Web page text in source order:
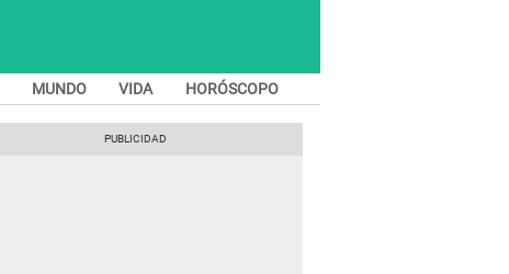
MUNDO VIDA HORÓSCOPO